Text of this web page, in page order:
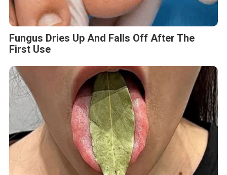
Fungus Dries Up And Falls Off After The
First Use